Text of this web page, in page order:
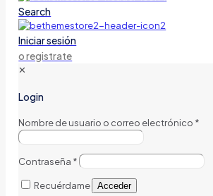
Search
Iniciar sesión
o registrate
✕
Login
Nombre de usuario o correo electrónico *
Contraseña *
Recuérdame Acceder